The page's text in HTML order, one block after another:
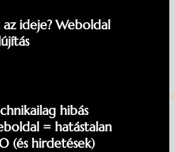
Weboldal készítés – Digitális
ideje? Weboldal
hibás
= hatástalan
(és hirdetések)